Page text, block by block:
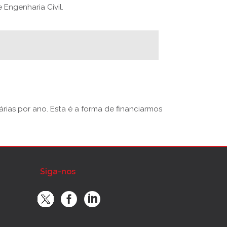
Civil.
por ano. Esta é a forma de financiarmos
Siga-nos